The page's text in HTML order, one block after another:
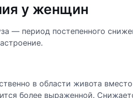
у женщин
— период постепенного
в области живота
более выраженной.